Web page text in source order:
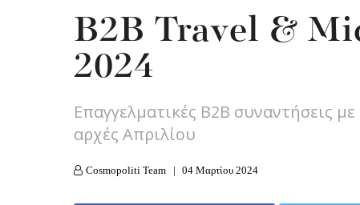
Β2Β Travel &
2024
Επαγγελματικές Β2Β συναντήσεις
αρχές Απριλίου
Cosmopoliti Team 04 Μαρτίου 2024